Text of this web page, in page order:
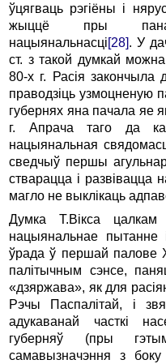
ўцягваць рэгіёны і
жыццё пры
нацыянальнасці[28]. У
ст. з такой думкай
80-х г. Расія закончыла
праводзіць узмоцненую
губернях яна пачала яе
г. Апрача таго да
нацыянальная
сведчыў першы
стварацца і развівацца
магло не выклікаць
Думка Т.Вікса
нацыянальнае пытанне
ўрада ў першай палове
палітычным сэнсе,
«дзяржава», як для
Рэчы Паспалітай, і
адукаванай часткі
губерняў (пры
самавызначэння з